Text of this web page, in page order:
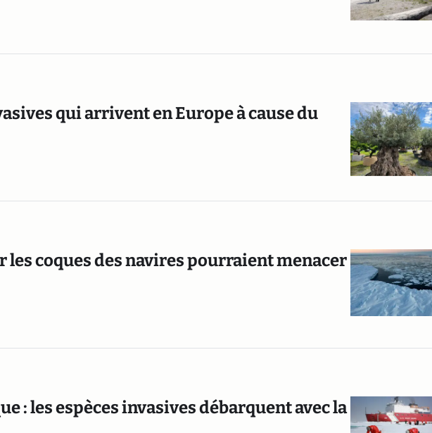
qui arrivent en Europe à cause du
les coques des navires pourraient menacer
: les espèces invasives débarquent avec la